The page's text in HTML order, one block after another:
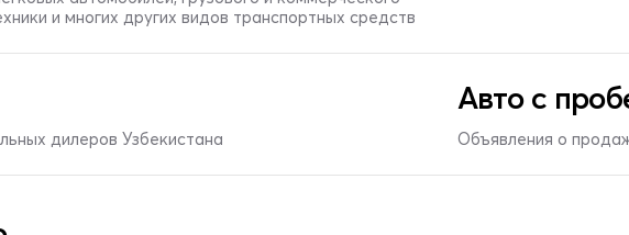
и многих других видов транспортных средств
дилеров Узбекистана
Авто с
Объявления о